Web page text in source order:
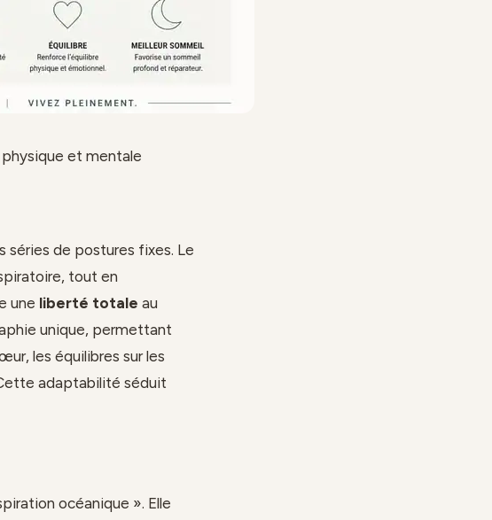
et mentale
séries de postures fixes. Le
tout en
une liberté totale au
unique, permettant
les équilibres sur les
adaptabilité séduit
océanique ». Elle